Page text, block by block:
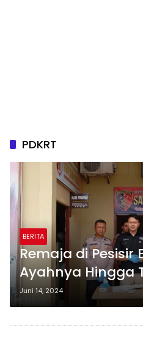
PDKRT
BERITA
Remaja di Pesisir
Ayahnya Hingga
Diminta Bantuan
Juni 14, 2024